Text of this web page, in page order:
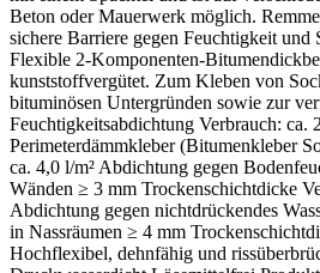
Beton oder Mauerwerk möglich.
sichere Barriere gegen Feuchtigkeit und
Flexible 2-Komponenten-
kunststoffvergütet. Zum Kleben von
bituminösen Untergründen sowie zur
Feuchtigkeitsabdichtung Verbrauch: ca.
Perimeterdämmkleber (Bitumenkleber
ca. 4,0 l/m² Abdichtung gegen
Wänden ≥ 3 mm Trockenschichtdicke
Abdichtung gegen nichtdrückendes
in Nassräumen ≥ 4 mm
Hochflexibel, dehnfähig und